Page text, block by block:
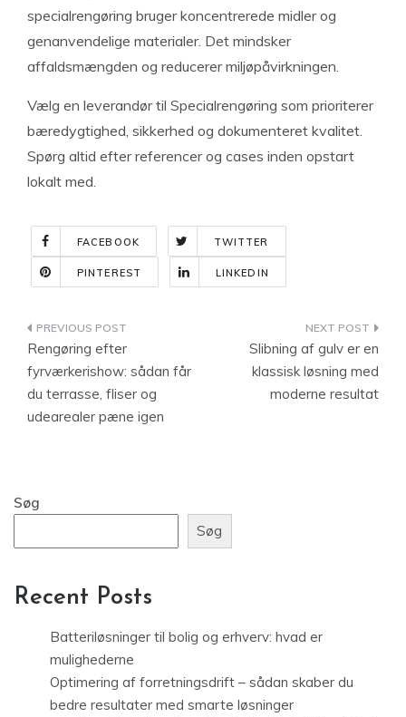
specialrengøring bruger koncentrerede midler og
genanvendelige materialer. Det mindsker
affaldsmængden og reducerer miljøpåvirkningen.
Vælg en leverandør til Specialrengøring som prioriterer
bæredygtighed, sikkerhed og dokumenteret kvalitet.
Spørg altid efter referencer og cases inden opstart
lokalt med.
FACEBOOK TWITTER
PINTEREST LINKEDIN
Indlægsnavigation
Rengøring efter
fyrværkerishow: sådan får
du terrasse, fliser og
udearealer pæne igen
Slibning af gulv er en
klassisk løsning med
moderne resultat
Søg
Søg
Recent Posts
Batteriløsninger til bolig og erhverv: hvad er
mulighederne
Optimering af forretningsdrift – sådan skaber du
bedre resultater med smarte løsninger